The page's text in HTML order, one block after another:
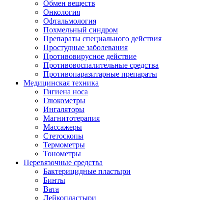
Обмен веществ
Онкология
Офтальмология
Похмельный синдром
Препараты специального действия
Простудные заболевания
Противовирусное действие
Противовоспалительные средства
Противопаразитарные препараты
Медицинская техника
Гигиена носа
Глюкометры
Ингаляторы
Магнитотерапия
Массажеры
Стетоскопы
Термометры
Тонометры
Перевязочные средства
Бактерицидные пластыри
Бинты
Вата
Лейкопластыри